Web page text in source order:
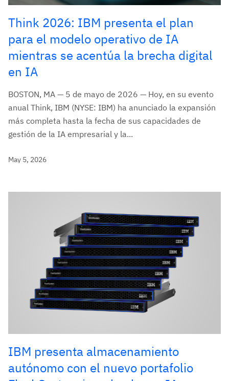
Think 2026: IBM presenta el plan
para el modelo operativo de IA
mientras se acentúa la brecha digital
en IA
BOSTON, MA — 5 de mayo de 2026 — Hoy, en su evento
anual Think, IBM (NYSE: IBM) ha anunciado la expansión
más completa hasta la fecha de sus capacidades de
gestión de la IA empresarial y la...
May 5, 2026
IBM presenta almacenamiento
autónomo con el nuevo portafolio